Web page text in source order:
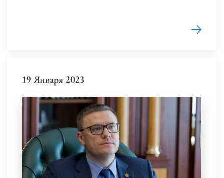
19 Января 2023